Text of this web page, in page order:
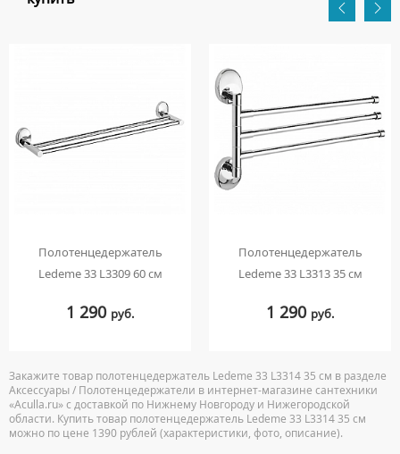
Полотенцедержатель
Ledeme 33 L3309 60 см
1 290 руб.
Полотенцедержатель
Ledeme 33 L3313 35 см
1 290 руб.
Закажите товар полотенцедержатель Ledeme 33 L3314 35 см в разделе
Аксессуары / Полотенцедержатели в интернет-магазине сантехники
«Aculla.ru» с доставкой по Нижнему Новгороду и Нижегородской
области. Купить товар полотенцедержатель Ledeme 33 L3314 35 см
можно по цене 1390 рублей (характеристики, фото, описание).